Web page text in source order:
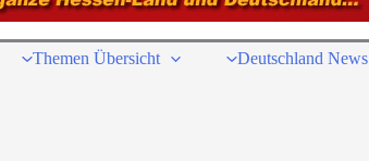
Themen Übersicht Deutschland News